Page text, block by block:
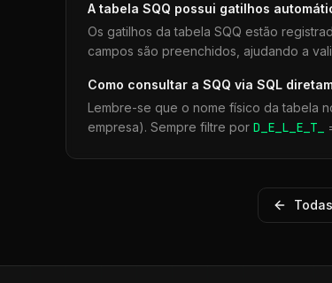
A tabela SQQ possui gatilhos
Os gatilhos da tabela SQQ estão
campos são preenchidos, ajudando a
Como consultar a SQQ via SQL
Lembre-se que o nome físico da tabela
empresa). Sempre filtre por D_E_L_E_T_